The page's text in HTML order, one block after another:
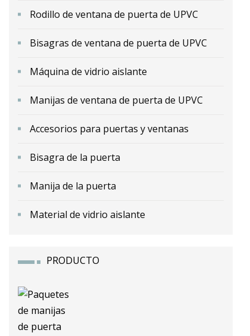
Rodillo de ventana de puerta de UPVC
Bisagras de ventana de puerta de UPVC
Máquina de vidrio aislante
Manijas de ventana de puerta de UPVC
Accesorios para puertas y ventanas
Bisagra de la puerta
Manija de la puerta
Material de vidrio aislante
PRODUCTO